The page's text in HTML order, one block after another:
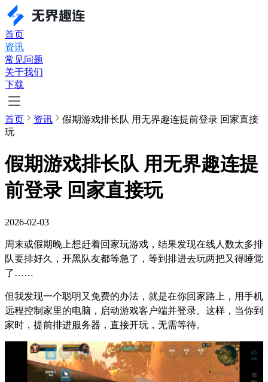
首页
资讯
常见问题
关于我们
下载
首页 资讯
假期游戏排长队 用无界趣连提前登录 回家直接
玩
假期游戏排长队 用无界趣连提
前登录 回家直接玩
2026-02-03
周末或假期晚上想赶着回家玩游戏，结果发现在线人数太多排
队要排好久，开黑队友都等急了，等到排进去玩两把又得睡觉
了……
但我发现一个聪明又免费的办法，就是在你回家路上，用手机
远程控制家里的电脑，启动游戏客户端并登录。这样，当你到
家时，提前排进服务器，直接开玩，无需等待。